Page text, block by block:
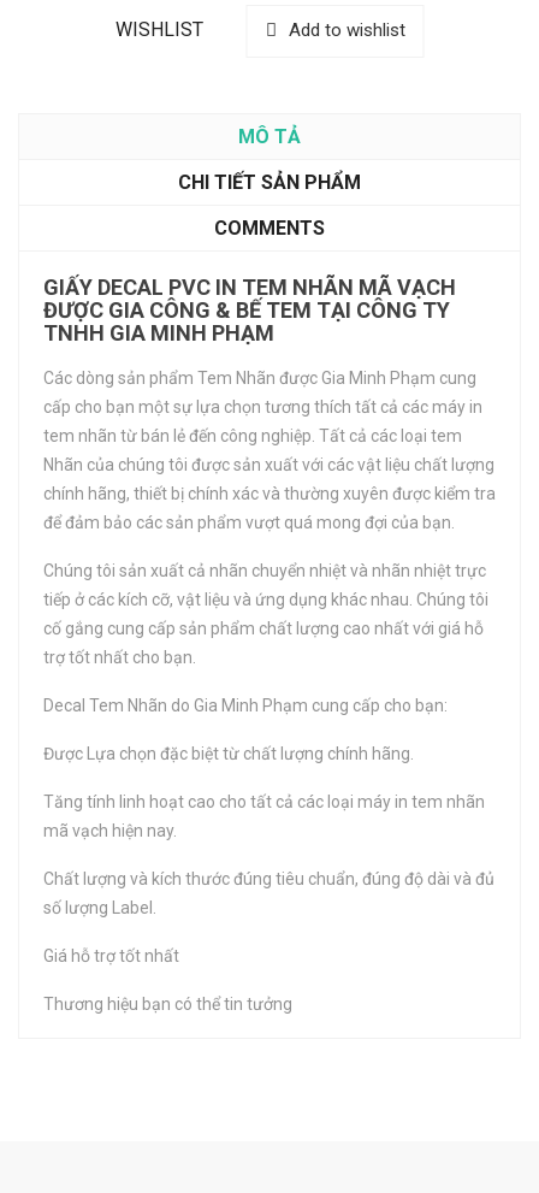
WISHLIST Add to wishlist
MÔ TẢ
CHI TIẾT SẢN PHẨM
COMMENTS
GIẤY DECAL PVC IN TEM NHÃN MÃ VẠCH
ĐƯỢC GIA CÔNG & BẾ TEM TẠI CÔNG TY
TNHH GIA MINH PHẠM
Các dòng sản phẩm Tem Nhãn được Gia Minh Phạm cung
cấp cho bạn một sự lựa chọn tương thích tất cả các máy in
tem nhãn từ bán lẻ đến công nghiệp. Tất cả các loại tem
Nhãn của chúng tôi được sản xuất với các vật liệu chất lượng
chính hãng, thiết bị chính xác và thường xuyên được kiểm tra
để đảm bảo các sản phẩm vượt quá mong đợi của bạn.
Chúng tôi sản xuất cả nhãn chuyển nhiệt và nhãn nhiệt trực
tiếp ở các kích cỡ, vật liệu và ứng dụng khác nhau. Chúng tôi
cố gắng cung cấp sản phẩm chất lượng cao nhất với giá hỗ
trợ tốt nhất cho bạn.
Decal Tem Nhãn do Gia Minh Phạm cung cấp cho bạn:
Được Lựa chọn đặc biệt từ chất lượng chính hãng.
Tăng tính linh hoạt cao cho tất cả các loại máy in tem nhãn
mã vạch hiện nay.
Chất lượng và kích thước đúng tiêu chuẩn, đúng độ dài và đủ
số lượng Label.
Giá hỗ trợ tốt nhất
Thương hiệu bạn có thể tin tưởng